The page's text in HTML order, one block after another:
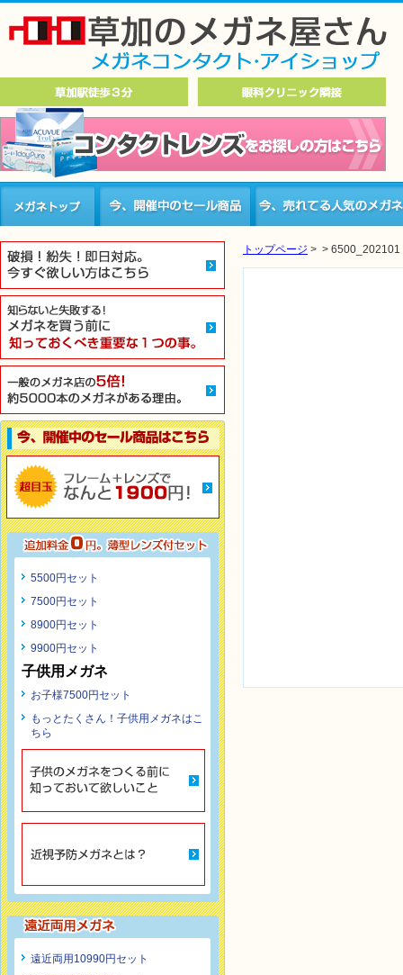
5500円セット
7500円セット
8900円セット
9900円セット
子供用メガネ
お子様7500円セット
もっとたくさん！子供用メガネはこ
ちら
遠近両用10990円セット
トップページ > > 6500_202101